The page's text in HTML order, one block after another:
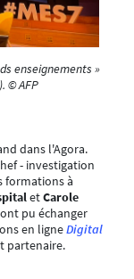
enseignements »
© AFP
dans l'Agora.
- investigation
formations à
etCarole
pu échanger
en ligneDigital
partenaire.